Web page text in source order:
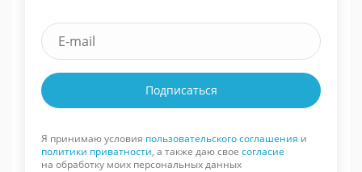
Подписаться
Я принимаю условия пользовательского соглашения и
политики приватности, а также даю свое согласие
на обработку моих персональных данных